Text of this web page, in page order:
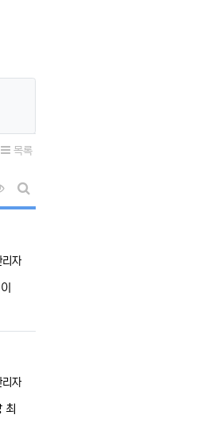
목록
조회순 정렬
게시판 검색
자
리자
자
리자
최